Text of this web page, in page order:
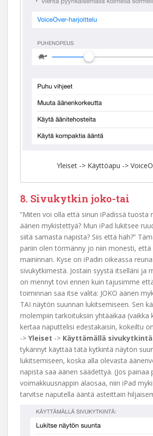
Yleiset -> Käyttöapu ->
8. Sivukytkin joko-tai
”Miten voi olla että sinun iPadissä tuosta
äänen mykistettyä? Mun iPad lukitsee
siitä samasta napista? Siis että häh?”
pariin olen törmänny jo niin monesti, että
maininnan. Kyse on iPadin oikeassa
sivukytkimestä. Jostain syystä itselläni ja
on mennyt tovi ennen kuin tajusimme
toiminnan saa itse valita: JOKO äänen
TAI näytön suunnan lukitsemiseen. Sen
molempiin tarkoituksiin yhtäaikaa (vaikka
kertaa naputtelisi edestakaisin, kokeiltu
-> Yleiset -> Käyttämällä sivukytkintä
tykännyt käyttää tätä kytkintä näytön
lukitsemiseen, koska alla olevasta
napista saa äänen säädettyä. (Jos painaa
voimakkuusnappin alaosaa, niin iPad
tarvitse naputella ääntä asteittain